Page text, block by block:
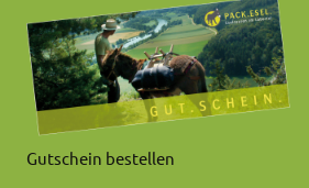
Gutschein bestellen